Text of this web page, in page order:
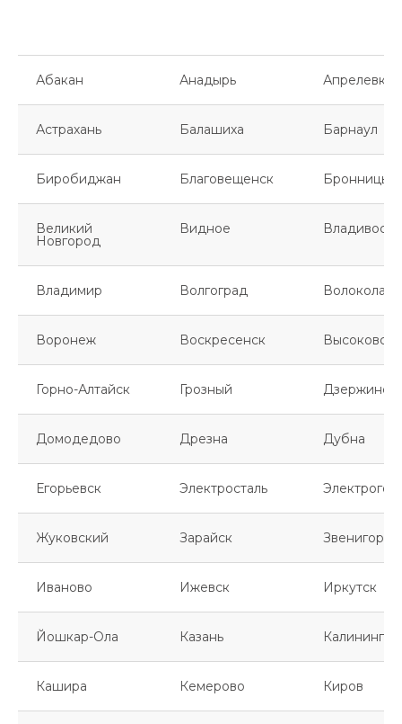
Абакан Анадырь Апрелевка
Астрахань Балашиха Барнаул
Биробиджан Благовещенск Бронницы
Великий
Новгород
Видное
Владимир Волгоград
Воронеж Воскресенск Высоковск
Горно-Алтайск Грозный
Домодедово Дрезна Дубна
Егорьевск Электросталь
Жуковский Зарайск Звенигород
Иваново Ижевск Иркутск
Йошкар-Ола Казань
Кашира Кемерово Киров